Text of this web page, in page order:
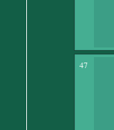
47